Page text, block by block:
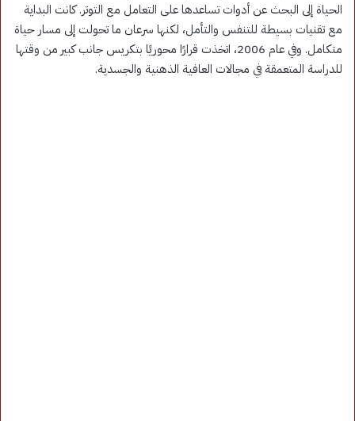
الحياة إلى البحث عن أدوات تساعدها على التعامل مع التوتر. كانت البداية
مع تقنيات بسيطة للتنفس والتأمل، لكنها سرعان ما تحولت إلى مسار حياة
متكامل. وفي عام 2006، اتخذت قرارًا محوريًا بتكريس جانب كبير من وقتها
للدراسة المتعمقة في مجالات العافية الذهنية والجسدية.